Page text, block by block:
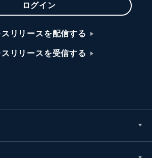
ログイン
リリースを配信する
リリースを受信する